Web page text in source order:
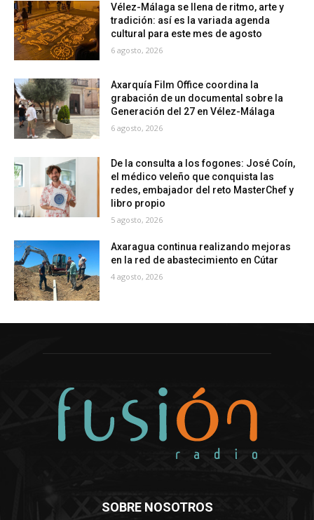
Vélez-Málaga se llena de ritmo, arte y
tradición: así es la variada agenda
cultural para este mes de agosto
6 agosto, 2026
Axarquía Film Office coordina la
grabación de un documental sobre la
Generación del 27 en Vélez-Málaga
6 agosto, 2026
De la consulta a los fogones: José Coín,
el médico veleño que conquista las
redes, embajador del reto MasterChef y
libro propio
5 agosto, 2026
Axaragua continua realizando mejoras
en la red de abastecimiento en Cútar
4 agosto, 2026
SOBRE NOSOTROS